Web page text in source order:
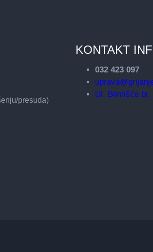
presuda)
KONTAKT
032 423 097
Ul. Bilmišće br.